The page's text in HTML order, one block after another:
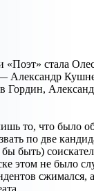
стала
Александр
Гордин,
то, что было
по две
быть)
этом не было
сжимался,